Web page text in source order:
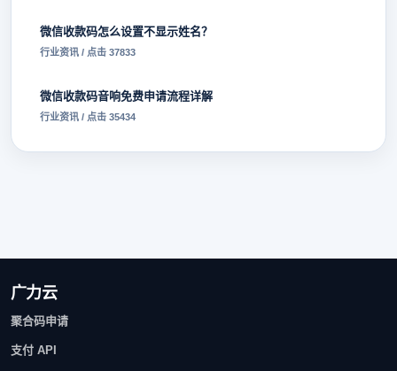
微信收款码怎么设置不显示姓名？
行业资讯 / 点击 37833
微信收款码音响免费申请流程详解
行业资讯 / 点击 35434
广力云
聚合码申请
支付 API